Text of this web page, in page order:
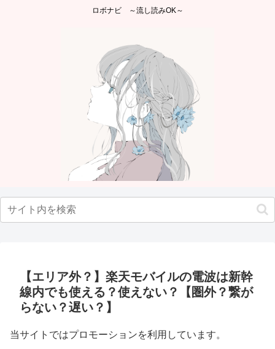
ロボナビ ～流し読みOK～
【エリア外？】楽天モバイルの電波は新幹
線内でも使える？使えない？【圏外？繋が
らない？遅い？】
当サイトではプロモーションを利用しています。